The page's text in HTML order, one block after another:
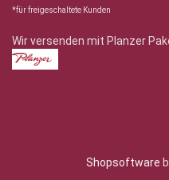
*für freigeschaltete Kunden
Wir versenden mit Planzer
Shopsoftware